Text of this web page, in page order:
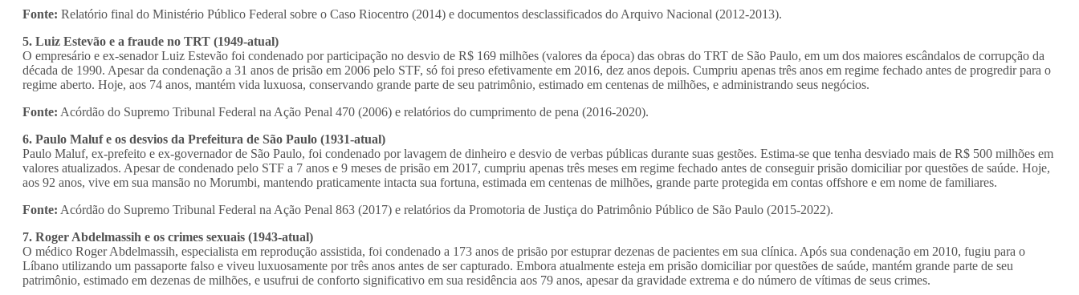
Fonte: Relatório final do Ministério Público Federal sobre o Caso Riocentro (2014) e documentos desclassificados do Arquivo Nacional (2012-2013).
5. Luiz Estevão e a fraude no TRT (1949-atual)
O empresário e ex-senador Luiz Estevão foi condenado por participação no desvio de R$ 169 milhões (valores da época) das obras do TRT de São Paulo, em um dos maiores escândalos de corrupção da
década de 1990. Apesar da condenação a 31 anos de prisão em 2006 pelo STF, só foi preso efetivamente em 2016, dez anos depois. Cumpriu apenas três anos em regime fechado antes de progredir para o
regime aberto. Hoje, aos 74 anos, mantém vida luxuosa, conservando grande parte de seu patrimônio, estimado em centenas de milhões, e administrando seus negócios.
Fonte: Acórdão do Supremo Tribunal Federal na Ação Penal 470 (2006) e relatórios do cumprimento de pena (2016-2020).
6. Paulo Maluf e os desvios da Prefeitura de São Paulo (1931-atual)
Paulo Maluf, ex-prefeito e ex-governador de São Paulo, foi condenado por lavagem de dinheiro e desvio de verbas públicas durante suas gestões. Estima-se que tenha desviado mais de R$ 500 milhões em
valores atualizados. Apesar de condenado pelo STF a 7 anos e 9 meses de prisão em 2017, cumpriu apenas três meses em regime fechado antes de conseguir prisão domiciliar por questões de saúde. Hoje,
aos 92 anos, vive em sua mansão no Morumbi, mantendo praticamente intacta sua fortuna, estimada em centenas de milhões, grande parte protegida em contas offshore e em nome de familiares.
Fonte: Acórdão do Supremo Tribunal Federal na Ação Penal 863 (2017) e relatórios da Promotoria de Justiça do Patrimônio Público de São Paulo (2015-2022).
7. Roger Abdelmassih e os crimes sexuais (1943-atual)
O médico Roger Abdelmassih, especialista em reprodução assistida, foi condenado a 173 anos de prisão por estuprar dezenas de pacientes em sua clínica. Após sua condenação em 2010, fugiu para o
Líbano utilizando um passaporte falso e viveu luxuosamente por três anos antes de ser capturado. Embora atualmente esteja em prisão domiciliar por questões de saúde, mantém grande parte de seu
patrimônio, estimado em dezenas de milhões, e usufrui de conforto significativo em sua residência aos 79 anos, apesar da gravidade extrema e do número de vítimas de seus crimes.